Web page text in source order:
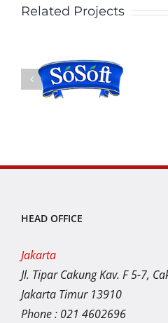
Related Projects
HEAD OFFICE
Jakarta
Jl. Tipar Cakung Kav. F 5-7,
Jakarta Timur 13910
Phone : 021 4602696